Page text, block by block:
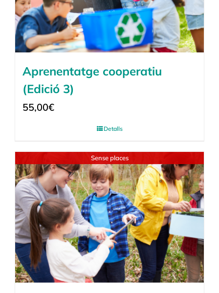
Aprenentatge cooperatiu
(Edició 3)
55,00€
Detalls
Sense places